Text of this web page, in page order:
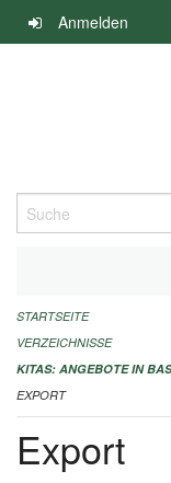
Navigation
überspringen
Anmelden
Suche
ALLGEMEINE
IMPRESSUM
STARTSEITE
VERZEICHNISSE
KITAS: ANGEBOTE IN
EXPORT
Export